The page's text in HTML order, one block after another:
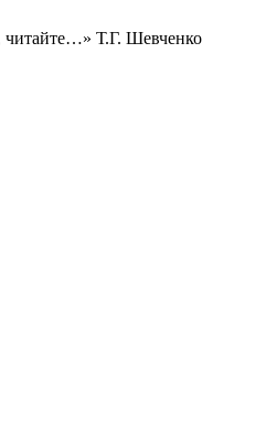
читайте…» Т.Г. Шевченко